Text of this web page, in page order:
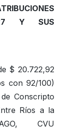
Y SUS
$ 20.722,92
con 92/100)
Conscripto
Ríos a la
CVU